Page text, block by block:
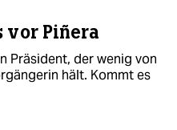
vor Piñera
Präsident, der wenig von
hält. Kommt es